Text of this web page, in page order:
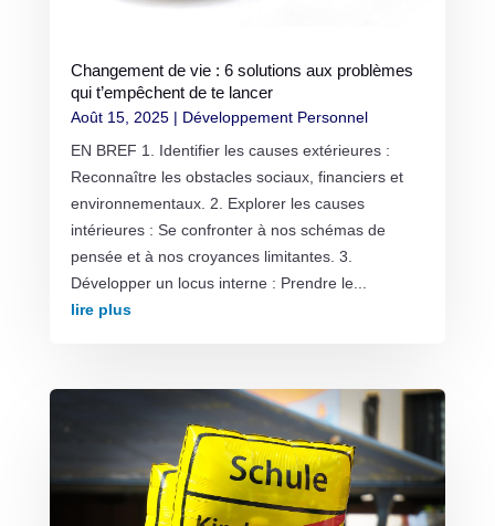
Changement de vie : 6 solutions aux problèmes
qui t’empêchent de te lancer
Août 15, 2025| Développement Personnel
EN BREF 1. Identifier les causes extérieures :
Reconnaître les obstacles sociaux, financiers et
environnementaux. 2. Explorer les causes
intérieures : Se confronter à nos schémas de
pensée et à nos croyances limitantes. 3.
Développer un locus interne : Prendre le...
lire plus